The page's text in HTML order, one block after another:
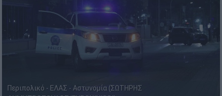
Περιπολικό - ΕΛΑΣ - Αστυνομία (ΣΩΤΗΡΗΣ